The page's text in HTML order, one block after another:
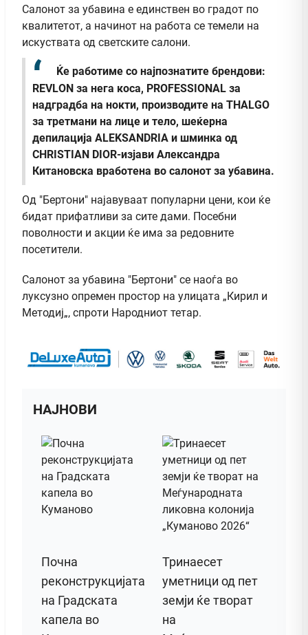
Салонот за убавина е единствен во градот по
квалитетот, а начинот на работа се темели на
искуствата од светските салони.
Ќе работиме со најпознатите брендови:
REVLON за нега коса, PROFESSIONАL за
надградба на нокти, производите на THALGO
за третмани на лице и тело, шеќерна
депилација ALEKSANDRIA и шминка од
CHRISTIAN DIOR-изјави Александра
Китановска вработена во салонот за убавина.
Од "Бертони" најавуваат популарни цени, кои ќе
бидат прифатливи за сите дами. Посебни
поволности и акции ќе има за редовните
посетители.
Салонот за убавина "Бертони" се наоѓа во
луксузно опремен простор на улицата „Кирил и
Методиј„, спроти Народниот тетар.
НАЈНОВИ
Почна
реконструкцијата
на Градската
капела во
Тринаесет
уметници од пет
земји ќе творат
на